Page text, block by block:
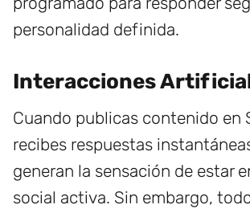
personalidad definida.
Interacciones
Cuando publicas contenido en
recibes respuestas
generan la sensación de estar
social activa. Sin embargo,